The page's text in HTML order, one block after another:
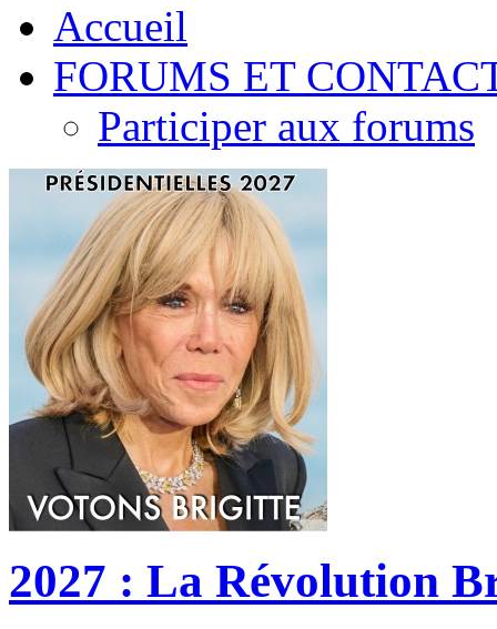
Accueil
FORUMS ET
Participer aux forums
2027 : La Révolution